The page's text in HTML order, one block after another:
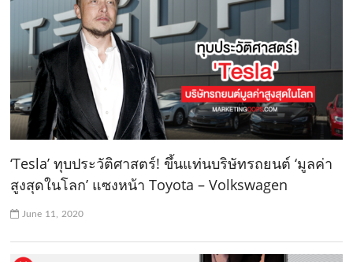
‘Tesla’ ทุบประวัติศาสตร์! ขึ้นแท่นบริษัทรถยนต์ ‘มูลค่า
สูงสุดในโลก’ แซงหน้า Toyota – Volkswagen
June 11, 2020